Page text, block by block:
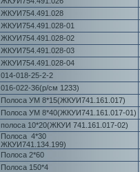
ЖКУИ754.491.028
ЖКУИ754.491.028-01
ЖКУИ754.491.028-02
ЖКУИ754.491.028-03
ЖКУИ754.491.028-04
014-018-25-2-2
016-022-36(р/см 1233)
Полоса УМ 8*15(ЖКУИ741.161.017)
Полоса УМ 8*40(ЖКУИ741.161.017-01)
полоса 10*20(ЖКУИ 741.161.017-02)
Полоса 4*30
ЖКУИ741.134.199)
Полоса 2*60
Полоса 150*4